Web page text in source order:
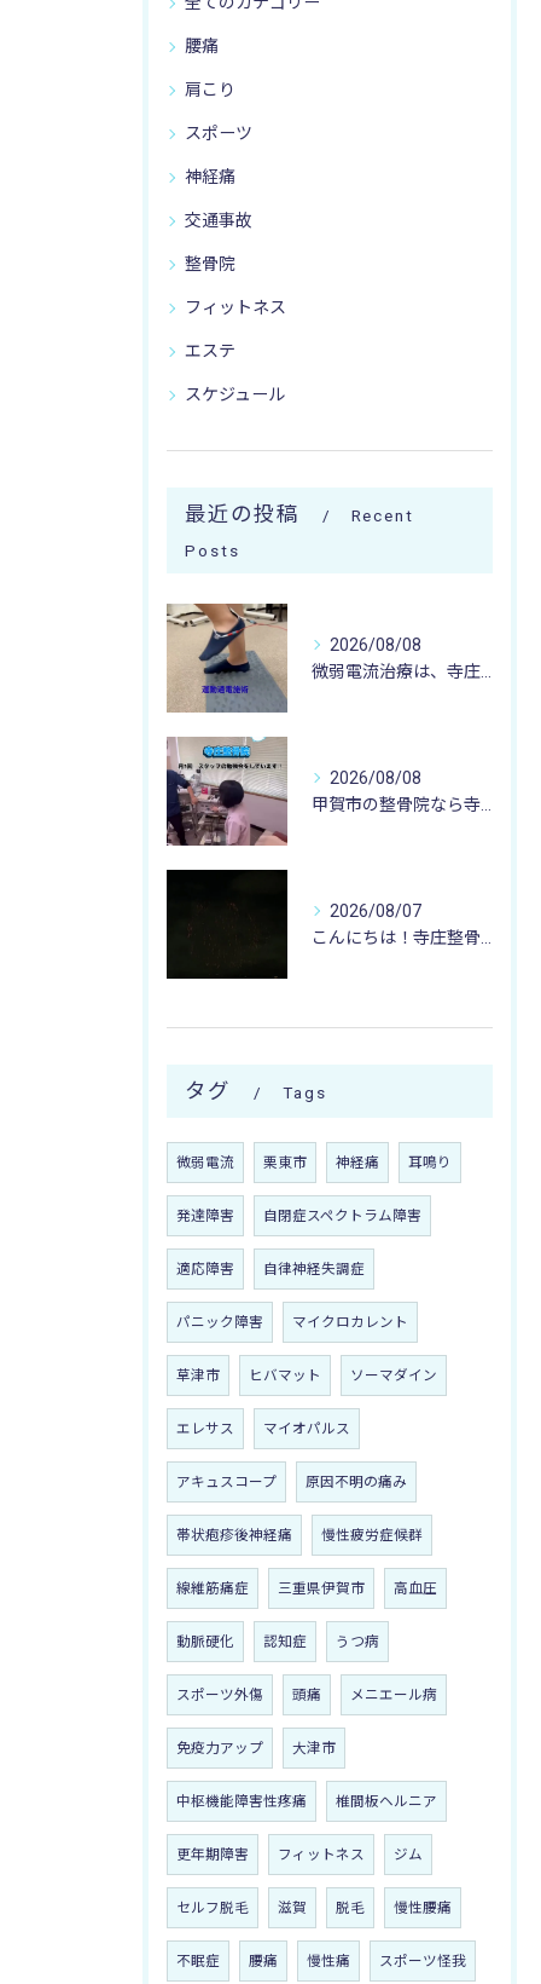
腰痛
肩こり
スポーツ
神経痛
交通事故
整骨院
フィットネス
エステ
スケジュール
最近の投稿
Recent
Posts
2026/08/08
微弱電流治療は、寺庄整骨院へ 🌻🏥🌻
2026/08/08
甲賀市の整骨院なら寺庄整骨院へ🚴🏻‍♂️
2026/08/07
こんにちは！寺庄整骨院のスタッフです♪
タグ Tags
微弱電流 栗東市 神経痛 耳鳴り
発達障害 自閉症スペクトラム障害
適応障害 自律神経失調症
パニック障害 マイクロカレント
草津市 ヒバマット ソーマダイン
エレサス マイオパルス
アキュスコープ 原因不明の痛み
帯状疱疹後神経痛 慢性疲労症候群
線維筋痛症 三重県伊賀市 高血圧
動脈硬化 認知症 うつ病
スポーツ外傷 頭痛 メニエール病
免疫力アップ 大津市
中枢機能障害性疼痛 椎間板ヘルニア
更年期障害 フィットネス ジム
セルフ脱毛 滋賀 脱毛 慢性腰痛
不眠症 腰痛 慢性痛 スポーツ怪我